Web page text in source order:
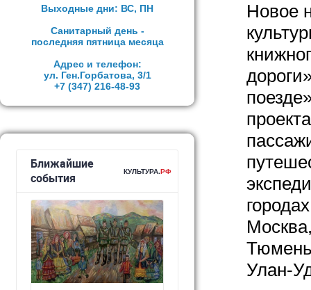
Выходные дни: ВС, ПН
Санитарный день -
последняя пятница месяца
Адрес и телефон:
ул. Ген.Горбатова, 3/1
+7 (347) 216-48-93
Новое
Улан-